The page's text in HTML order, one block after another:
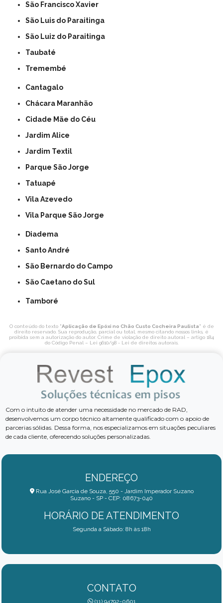
São Francisco Xavier
São Luis do Paraitinga
São Luiz do Paraitinga
Taubaté
Tremembé
Cantagalo
Chácara Maranhão
Cidade Mãe do Céu
Jardim Alice
Jardim Textil
Parque São Jorge
Tatuapé
Vila Azevedo
Vila Parque São Jorge
Diadema
Santo André
São Bernardo do Campo
São Caetano do Sul
Tamboré
O conteúdo do texto "Aplicação de Epóxi no Chão Custo Cocheira Paulista" é de
direito reservado. Sua reprodução, parcial ou total, mesmo citando nossos links, é
proibida sem a autorização do autor. Crime de violação de direito autoral – artigo 184
do Código Penal – Lei 9610/98 - Lei de direitos autorais.
Com o intuito de atender uma necessidade no mercado de RAD,
desenvolvemos um corpo técnico altamente qualificado com o apoio de
parcerias sólidas. Dessa forma, nos especializamos em situações peculiares
de cada cliente, oferecendo soluções personalizadas.
ENDEREÇO
Rua José Garcia de Souza, 550 - Jardim Imperador Suzano
Suzano - SP - CEP: 08673-040
HORÁRIO DE ATENDIMENTO
Segunda a Sábado: 8h às 18h
CONTATO